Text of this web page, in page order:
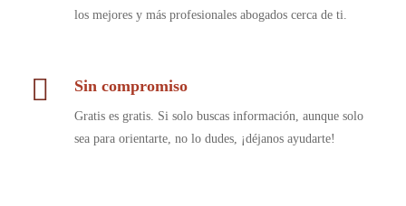
los mejores y más profesionales abogados cerca de ti.
Sin compromiso
Gratis es gratis. Si solo buscas información, aunque solo
sea para orientarte, no lo dudes, ¡déjanos ayudarte!